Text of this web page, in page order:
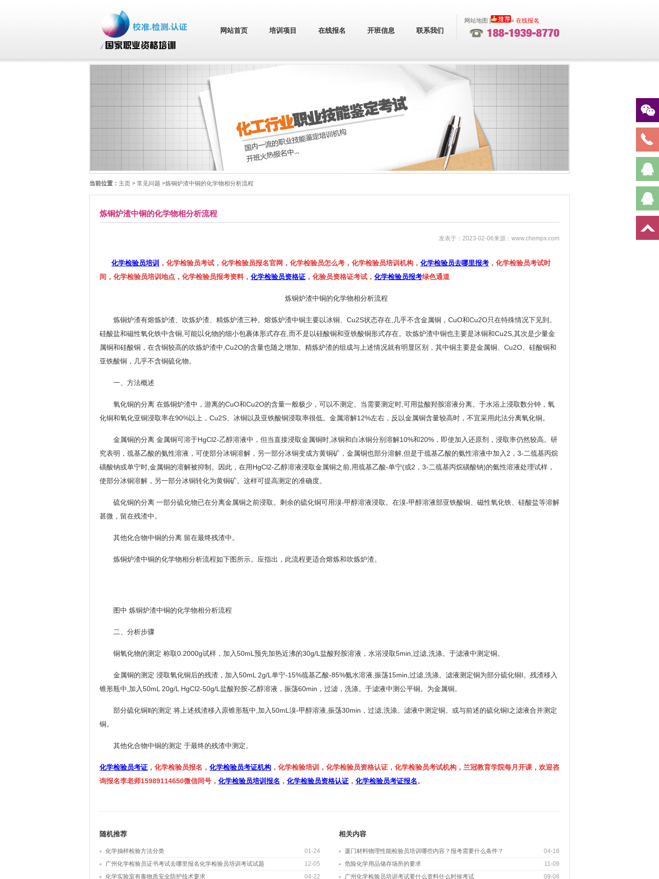
网站首页 培训项目 在线报名 开班信息 联系我们
网站地图 » 在线报名
当前位置： 主页 > 常见问题 >炼铜炉渣中铜的化学物相分析流程
炼铜炉渣中铜的化学物相分析流程
发表于：2023-02-06来源：www.chempx.com
化学检验员培训 ，化学检验员考试，化学检验员报名官网，化学检验员怎么考，化学检验员培训机构， 化学检验员去哪里报考 ，化学检验员考试时
间，化学检验员培训地点，化学检验员报考资料， 化学检验员资格证 ，化验员资格证考试， 化学检验员报考绿色通道
炼铜炉渣中铜的化学物相分析流程
炼铜炉渣有熔炼炉渣、吹炼炉渣、精炼炉渣三种。熔炼炉渣中铜主要以冰铜、Cu2S状态存在,几乎不含金属铜，CuO和Cu2O只在特殊情况下见到。
硅酸盐和磁性氧化铁中含铜,可能以化物的细小包裹体形式存在,而不是以硅酸铜和亚铁酸铜形式存在。吹炼炉渣中铜也主要是冰铜和Cu2S,其次是少量金
属铜和硅酸铜，在含铜较高的吹炼炉渣中,Cu2O的含量也随之增加。精炼炉渣的组成与上述情况就有明显区别，其中铜主要是金属铜、Cu2O、硅酸铜和
亚铁酸铜，几乎不含铜硫化物。
一、方法概述
氧化铜的分离 在炼铜炉渣中，游离的CuO和Cu2O的含量一般极少，可以不测定。当需要测定时,可用盐酸羟胺溶液分离。于水浴上浸取数分钟，氧
化铜和氧化亚铜浸取率在90%以上，Cu2S、冰铜以及亚铁酸铜浸取率很低。金属溶解12%左右，反以金属铜含量较高时，不宜采用此法分离氧化铜。
金属铜的分离 金属铜可溶于HgCl2-乙醇溶液中，但当直接浸取金属铜时,冰铜和白冰铜分别溶解10%和20%，即使加入还原剂，浸取率仍然较高。研
究表明，巯基乙酸的氨性溶液，可使部分冰铜溶解，另一部分冰铜变成方黄铜矿，金属铜也部分溶解,但是于巯基乙酸的氨性溶液中加入2，3-二巯基丙烷
磺酸钠或单宁时,金属铜的溶解被抑制。因此，在用HgCl2-乙醇溶液浸取金属铜之前,用巯基乙酸-单宁(或2，3-二巯基丙烷磺酸钠)的氨性溶液处理试样，
使部分冰铜溶解，另一部分冰铜转化为黄铜矿。这样可提高测定的准确度。
硫化铜的分离 一部分硫化物已在分离金属铜之前浸取。剩余的硫化铜可用溴-甲醇溶液浸取。在溴-甲醇溶液部亚铁酸铜、磁性氧化铁、硅酸盐等溶解
甚微，留在残渣中。
其他化合物中铜的分离 留在最终残渣中。
炼铜炉渣中铜的化学物相分析流程如下图所示。应指出，此流程更适合熔炼和吹炼炉渣。
图中 炼铜炉渣中铜的化学物相分析流程
二、分析步骤
铜氧化物的测定 称取0.2000g试样，加入50mL预先加热近沸的30g/L盐酸羟胺溶液，水浴浸取5min,过滤,洗涤。于滤液中测定铜。
金属铜的测定 浸取氧化铜后的残渣，加入50mL 2g/L单宁-15%巯基乙酸-85%氨水溶液,振荡15min,过滤,洗涤。滤液测定铜为部分硫化铜Ⅰ。残渣移入
锥形瓶中,加入50mL 20g/L HgCl2-50g/L盐酸羟胺-乙醇溶液，振荡60min，过滤，洗涤。于滤液中测公平铜。为金属铜。
部分硫化铜Ⅱ的测定 将上述残渣移入原锥形瓶中,加入50mL溴-甲醇溶液,振荡30min，过滤,洗涤。滤液中测定铜。或与前述的硫化铜Ⅰ之滤液合并测定
铜。
其他化合物中铜的测定 于最终的残渣中测定。
化学检验员考证 ，化学检验员报名， 化学检验员考证机构 ，化学检验培训，化学检验员资格认证，化学检验员考试机构，兰冠教育学院每月开课，欢迎咨
询报名李老师15989114650微信同号， 化学检验员培训报名 ， 化学检验员资格认证 ， 化学检验员考证报名。
随机推荐
01-24
化学抽样检验方法分类
12-05
广州化学检验员证书考试去哪里报名化学检验员培训考试试题
04-22
化学实验室有毒物质安全防护技术要求
相关内容
04-16
厦门材料物理性能检验员培训哪些内容？报考需要什么条件？
11-09
危险化学用品储存场所的要求
09-08
广州化学检验员培训考试要什么资料什么时候考试